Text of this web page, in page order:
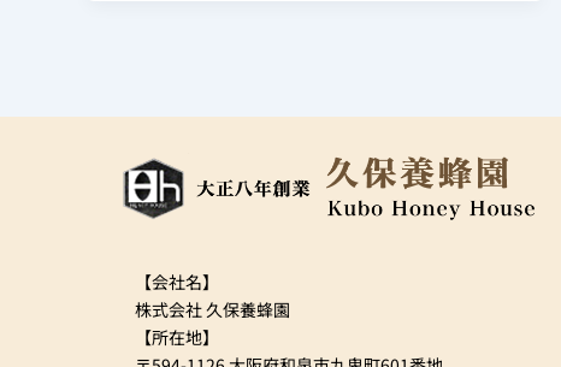
【会社名】
株式会社 久保養蜂園
【所在地】